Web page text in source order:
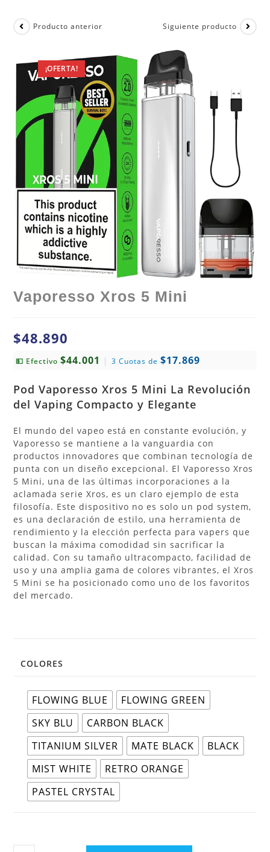
¡OFERTA!
Producto anterior Siguiente producto
Vaporesso Xros 5 Mini
$48.890
💵 Efectivo$44.001 | 3 Cuotas de$17.869
Pod Vaporesso Xros 5 Mini La Revolución
del Vaping Compacto y Elegante
El mundo del vapeo está en constante evolución, y
Vaporesso se mantiene a la vanguardia con
productos innovadores que combinan tecnología de
punta con un diseño excepcional. El Vaporesso Xros
5 Mini, una de las últimas incorporaciones a la
aclamada serie Xros, es un claro ejemplo de esta
filosofía. Este dispositivo no es solo un pod system,
es una declaración de estilo, una herramienta de
rendimiento y la elección perfecta para vapers que
buscan la máxima comodidad sin sacrificar la
calidad. Con su tamaño ultracompacto, facilidad de
uso y una amplia gama de colores vibrantes, el Xros
5 Mini se ha posicionado como uno de los favoritos
del mercado.
COLORES
FLOWING BLUE
FLOWING GREEN
SKY BLU
CARBON BLACK
TITANIUM SILVER
MATE BLACK
BLACK
MIST WHITE
RETRO ORANGE
PASTEL CRYSTAL